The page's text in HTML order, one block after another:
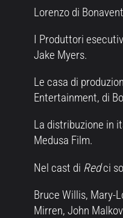
Lorenzo di
I Produttori
Jake Myers.
Le casa di
Entertainment, di
La distribuzione in
Medusa Film.
Nel cast di Redci
Bruce Willis, Mary-
Mirren, John